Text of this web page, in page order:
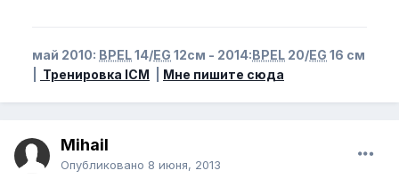
май 2010: BPEL14/EG 12см - 2014:BPEL 20/EG 16 см
Тренировка ICM Мне пишите сюда
Mihail
Опубликовано 8 июня, 2013